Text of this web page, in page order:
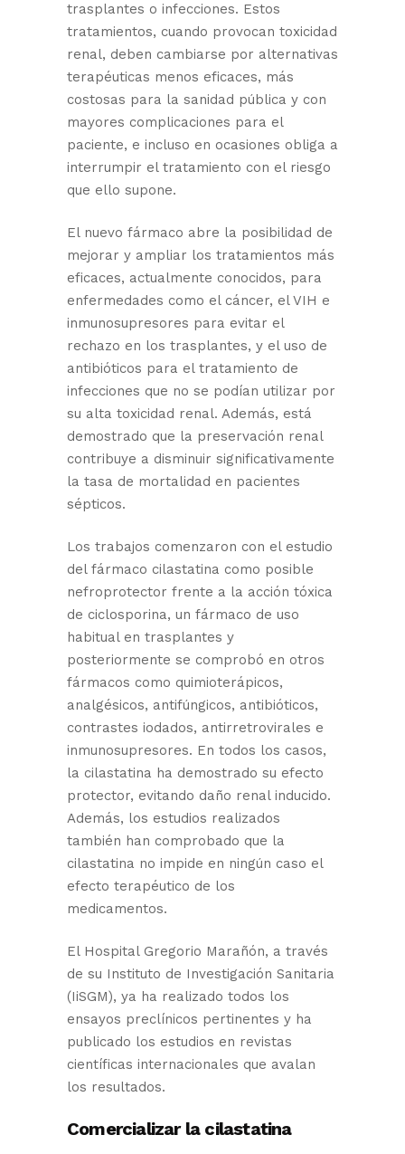
trasplantes o infecciones. Estos
tratamientos, cuando provocan toxicidad
renal, deben cambiarse por alternativas
terapéuticas menos eficaces, más
costosas para la sanidad pública y con
mayores complicaciones para el
paciente, e incluso en ocasiones obliga a
interrumpir el tratamiento con el riesgo
que ello supone.
El nuevo fármaco abre la posibilidad de
mejorar y ampliar los tratamientos más
eficaces, actualmente conocidos, para
enfermedades como el cáncer, el VIH e
inmunosupresores para evitar el
rechazo en los trasplantes, y el uso de
antibióticos para el tratamiento de
infecciones que no se podían utilizar por
su alta toxicidad renal. Además, está
demostrado que la preservación renal
contribuye a disminuir significativamente
la tasa de mortalidad en pacientes
sépticos.
Los trabajos comenzaron con el estudio
del fármaco cilastatina como posible
nefroprotector frente a la acción tóxica
de ciclosporina, un fármaco de uso
habitual en trasplantes y
posteriormente se comprobó en otros
fármacos como quimioterápicos,
analgésicos, antifúngicos, antibióticos,
contrastes iodados, antirretrovirales e
inmunosupresores. En todos los casos,
la cilastatina ha demostrado su efecto
protector, evitando daño renal inducido.
Además, los estudios realizados
también han comprobado que la
cilastatina no impide en ningún caso el
efecto terapéutico de los
medicamentos.
El Hospital Gregorio Marañón, a través
de su Instituto de Investigación Sanitaria
(IiSGM), ya ha realizado todos los
ensayos preclínicos pertinentes y ha
publicado los estudios en revistas
científicas internacionales que avalan
los resultados.
Comercializar la cilastatina